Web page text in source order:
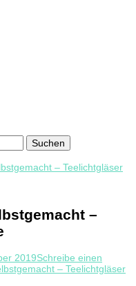
– Teelichtgläser
–
2019Schreibe einen
– Teelichtgläser